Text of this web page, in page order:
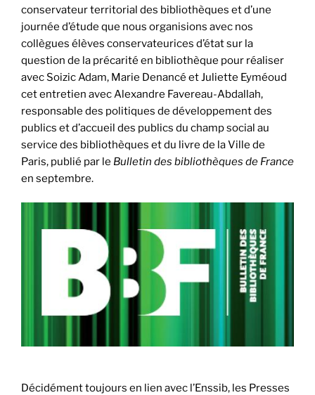
conservateur territorial des bibliothèques et d’une
journée d’étude que nous organisions avec nos
collègues élèves conservateurices d’état sur la
question de la précarité en bibliothèque pour réaliser
avec Soizic Adam, Marie Denancé et Juliette Eyméoud
cet entretien avec Alexandre Favereau-Abdallah,
responsable des politiques de développement des
publics et d’accueil des publics du champ social au
service des bibliothèques et du livre de la Ville de
Paris, publié par le Bulletin des bibliothèques de France
en septembre.
Décidément toujours en lien avec l’Enssib, les Presses